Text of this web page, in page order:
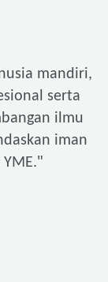
mandiri,
serta
ilmu
iman
"